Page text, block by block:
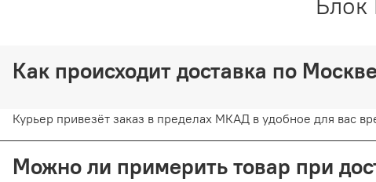
Как происходит доставка по
Курьер привезёт заказ в пределах МКАД в удобное для вас
Можно ли примерить товар при